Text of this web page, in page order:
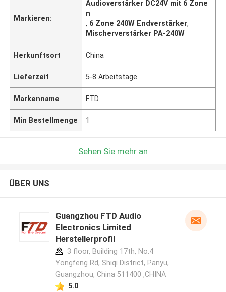
Markieren:
Audioverstärker DC24V mit 6 Zone
n
, 6 Zone 240W Endverstärker,
Mischerverstärker PA-240W
Herkunftsort China
Lieferzeit 5-8 Arbeitstage
Markenname FTD
Min Bestellmenge 1
Sehen Sie mehr an
ÜBER UNS
Guangzhou FTD Audio
Electronics Limited
Herstellerprofil
3 floor, Building 17th, No.4
Yongfeng Rd, Shiqi District, Panyu,
Guangzhou, China 511400 ,CHINA
5.0